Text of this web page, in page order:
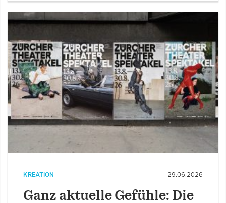
KREATION 29.06.2026
Ganz aktuelle Gefühle: Die